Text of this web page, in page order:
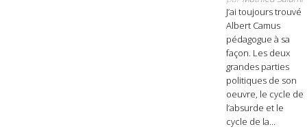
J’ai toujours trouvé
Albert Camus
pédagogue à sa
façon. Les deux
grandes parties
politiques de son
oeuvre, le cycle de
l’absurde et le
cycle de la...